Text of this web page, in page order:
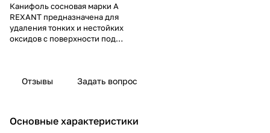
Канифоль сосновая марки А
REXANT предназначена для
удаления тонких и нестойких
оксидов с поверхности под
радиокомпонентов.
хрупкое стекловидное
Отзывы Задать вопрос
Основные характеристики